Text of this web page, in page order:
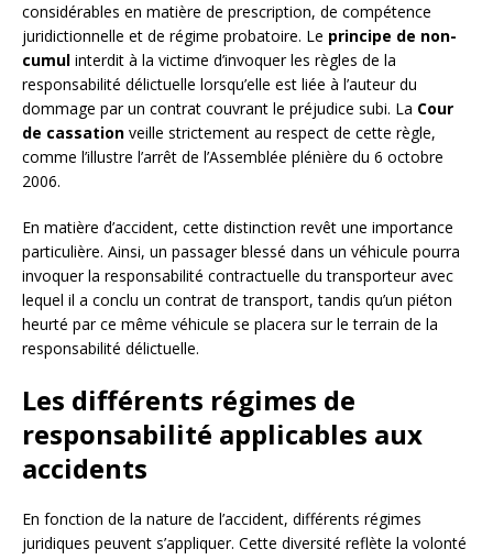
considérables en matière de prescription, de compétence
juridictionnelle et de régime probatoire. Le principe de non-
cumul interdit à la victime d’invoquer les règles de la
responsabilité délictuelle lorsqu’elle est liée à l’auteur du
dommage par un contrat couvrant le préjudice subi. La Cour
de cassation veille strictement au respect de cette règle,
comme l’illustre l’arrêt de l’Assemblée plénière du 6 octobre
2006.
En matière d’accident, cette distinction revêt une importance
particulière. Ainsi, un passager blessé dans un véhicule pourra
invoquer la responsabilité contractuelle du transporteur avec
lequel il a conclu un contrat de transport, tandis qu’un piéton
heurté par ce même véhicule se placera sur le terrain de la
responsabilité délictuelle.
Les différents régimes de
responsabilité applicables aux
accidents
En fonction de la nature de l’accident, différents régimes
juridiques peuvent s’appliquer. Cette diversité reflète la volonté